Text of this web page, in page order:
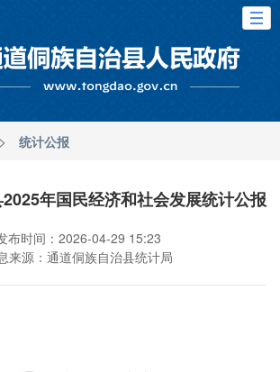
> 统计公报
年国民经济和社会发展统计公报
布时间：2026-04-29 15:23
来源：通道侗族自治县统计局